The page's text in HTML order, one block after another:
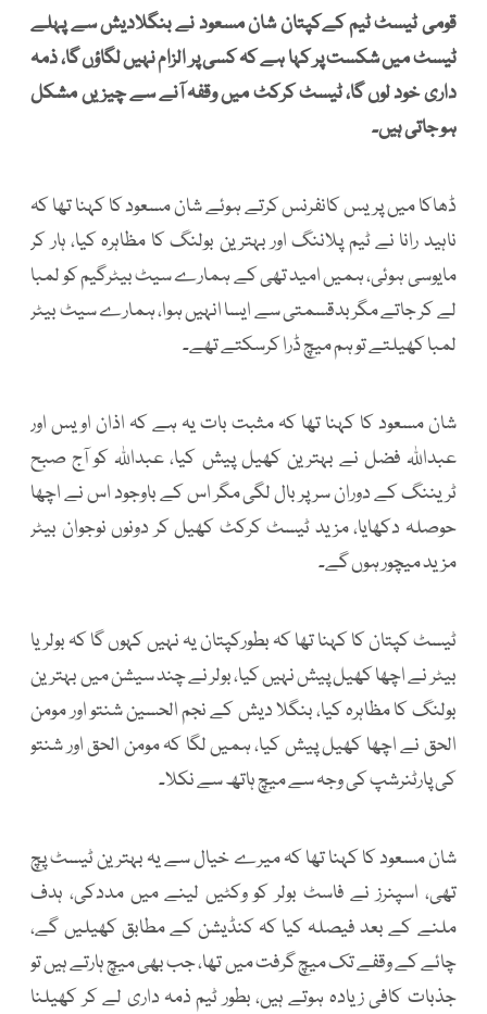
قومی ٹیسٹ ٹیم کےکپتان شان مسعود نے بنگلادیش سے پہلے
ٹیسٹ میں شکست پر کہا ہے کہ کسی پر الزام نہیں لگاؤں گا، ذمہ
داری خود لوں گا، ٹیسٹ کرکٹ میں وقفہ آنے سے چیزیں مشکل
ہو جاتی ہیں۔
ڈھاکا میں پریس کانفرنس کرتے ہوئے شان مسعود کا کہنا تھا کہ
ناہید رانا نے ٹیم پلاننگ اور بہترین بولنگ کا مظاہرہ کیا، ہار کر
مایوسی ہوئی، ہمیں امید تھی کے ہمارے سیٹ بیٹرگیم کو لمبا
لے کر جاتے مگر بدقسمتی سے ایسا انہیں ہوا، ہمارے سیٹ بیٹر
لمبا کھیلتے تو ہم میچ ڈرا کرسکتے تھے۔
شان مسعود کا کہنا تھا کہ مثبت بات یہ ہے کہ اذان اویس اور
عبداللہ فضل نے بہترین کھیل پیش کیا، عبداللہ کو آج صبح
ٹریننگ کے دوران سر پر بال لگی مگر اس کے باوجود اس نے اچھا
حوصلہ دکھایا، مزید ٹیسٹ کرکٹ کھیل کر دونوں نوجوان بیٹر
مزید میچور ہوں گے۔
ٹیسٹ کپتان کا کہنا تھا کہ بطورکپتان یہ نہیں کہوں گا کہ بولر یا
بیٹر نے اچھا کھیل پیش نہیں کیا، بولر نے چند سیشن میں بہترین
بولنگ کا مظاہرہ کیا، بنگلا دیش کے نجم الحسین شنتو اور مومن
الحق نے اچھا کھیل پیش کیا، ہمیں لگا کہ مومن الحق اور شنتو
کی پارٹنرشپ کی وجہ سے میچ ہاتھ سے نکلا۔
شان مسعود کا کہنا تھا کہ میرے خیال سے یہ بہترین ٹیسٹ پچ
تھی، اسپنرز نے فاسٹ بولر کو وکٹیں لینے میں مددکی، ہدف
ملنے کے بعد فیصلہ کیا کہ کنڈیشن کے مطابق کھیلیں گے،
چائے کے وقفے تک میچ گرفت میں تھا، جب بھی میچ ہارتے ہیں تو
جذبات کافی زیادہ ہوتے ہیں، بطور ٹیم ذمہ داری لے کر کھیلنا